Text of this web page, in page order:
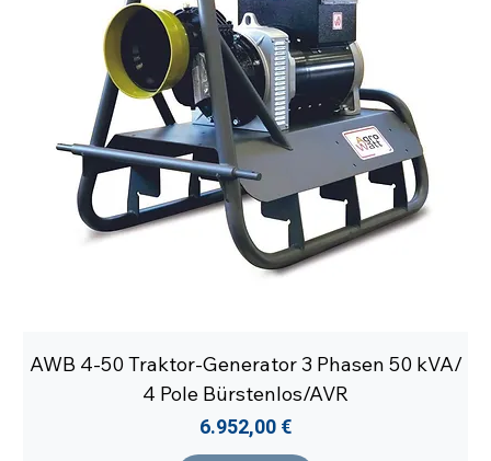
AWB 4-50 Traktor-Generator 3 Phasen 50 kVA/
4 Pole Bürstenlos/AVR
Preis
6.952,00 €